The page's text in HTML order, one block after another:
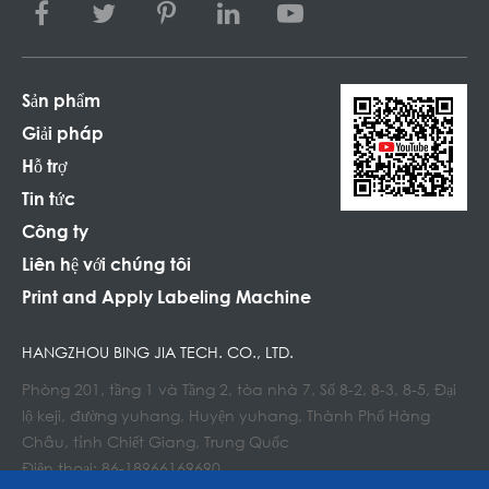
Sản phẩm
Giải pháp
Hỗ trợ
Tin tức
Công ty
Liên hệ với chúng tôi
Print and Apply Labeling Machine
HANGZHOU BING JIA TECH. CO., LTD.
Phòng 201, tầng 1 và Tầng 2, tòa nhà 7, Số 8-2, 8-3, 8-5, Đại
lộ keji, đường yuhang, Huyện yuhang, Thành Phố Hàng
Châu, tỉnh Chiết Giang, Trung Quốc
Điện thoại: 86-18966169690